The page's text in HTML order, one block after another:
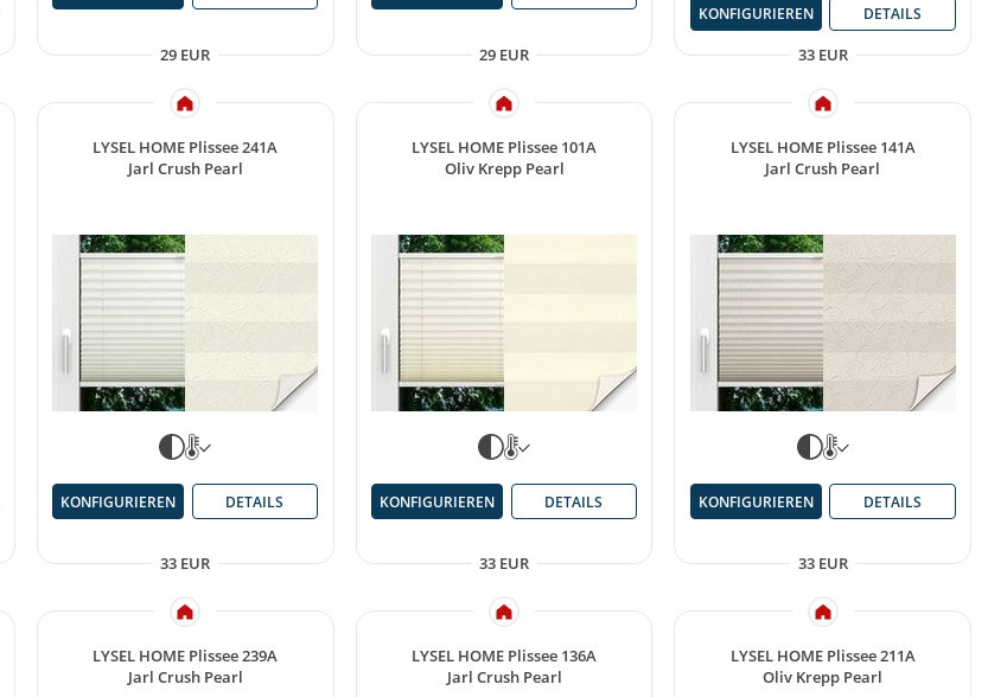
29 EUR 29 EUR 33 EUR
KONFIGURIEREN DETAILS
LYSEL HOME Plissee 241A
Jarl Crush Pearl
33 EUR
KONFIGURIEREN DETAILS
LYSEL HOME Plissee 101A
Oliv Krepp Pearl
33 EUR
KONFIGURIEREN DETAILS
LYSEL HOME Plissee 141A
Jarl Crush Pearl
33 EUR
KONFIGURIEREN DETAILS
LYSEL HOME Plissee 239A
Jarl Crush Pearl
LYSEL HOME Plissee 136A
Jarl Crush Pearl
LYSEL HOME Plissee 211A
Oliv Krepp Pearl